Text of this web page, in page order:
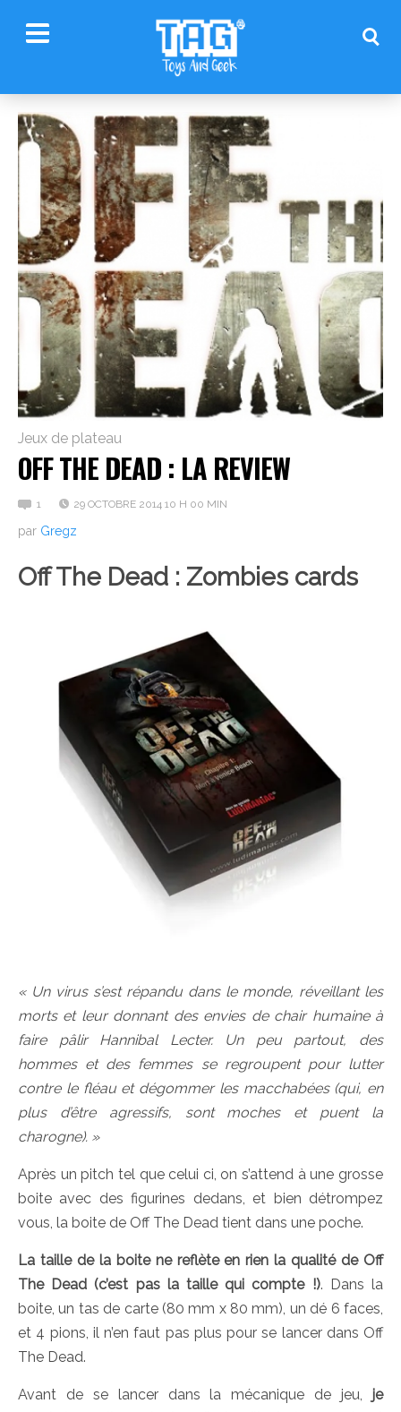
Jeux de plateau
OFF THE DEAD : LA REVIEW
1 29 OCTOBRE 2014 10 H 00 MIN
par Gregz
Off The Dead : Zombies cards
« Un virus s’est répandu dans le monde, réveillant les
morts et leur donnant des envies de chair humaine à
faire pâlir Hannibal Lecter. Un peu partout, des
hommes et des femmes se regroupent pour lutter
contre le fléau et dégommer les macchabées (qui, en
plus d’être agressifs, sont moches et puent la
charogne). »
Après un pitch tel que celui ci, on s’attend à une grosse
boite avec des figurines dedans, et bien détrompez
vous, la boite de Off The Dead tient dans une poche.
La taille de la boite ne reflète en rien la qualité de Off
The Dead (c’est pas la taille qui compte !). Dans la
boite, un tas de carte (80 mm x 80 mm), un dé 6 faces,
et 4 pions, il n’en faut pas plus pour se lancer dans Off
The Dead.
Avant de se lancer dans la mécanique de jeu, je